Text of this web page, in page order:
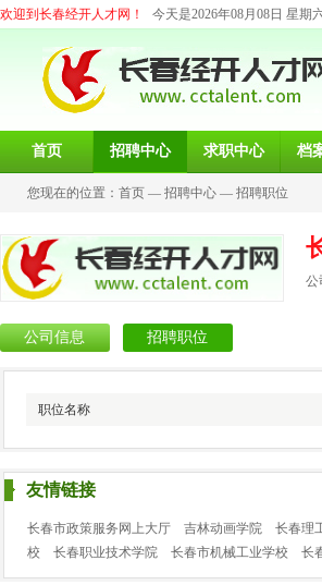
欢迎到长春经开人才网！ 今天是2026年08月08日 星期
首页 招聘中心 求职中心 档
您现在的位置： 首页 — 招聘中心 — 招聘职位
公
公司信息 招聘职位
职位名称
友情链接
长春市政策服务网上大厅 吉林动画学院 长春理
校
长春职业技术学院 长春市机械工业学校 长